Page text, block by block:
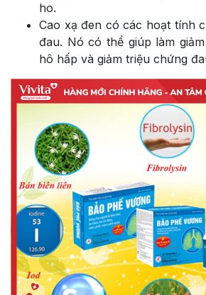
ho.
Cao xạ đen có các hoạt tính
đau. Nó có thể giúp làm
hô hấp và giảm triệu chứng